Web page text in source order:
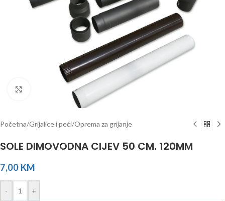
Click to enlarge
Početna/Grijalice i peći/Oprema za grijanje
SOLE DIMOVODNA CIJEV 50 CM. 120MM
7,00 KM
- +